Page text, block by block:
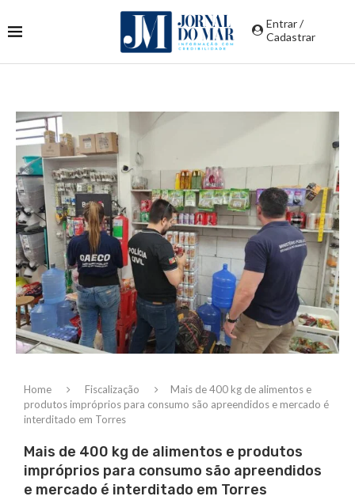
Entrar /
Cadastrar
Home Fiscalização
Mais de 400 kg de alimentos e
produtos impróprios para consumo são apreendidos e mercado é
interditado em Torres
Mais de 400 kg de alimentos e produtos
impróprios para consumo são apreendidos
e mercado é interditado em Torres